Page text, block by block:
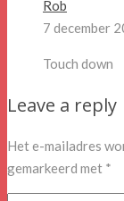
Rob
7 december
Touch down
Leave a reply
Het e-mailadres
gemarkeerd met *